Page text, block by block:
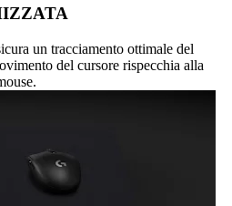
un tracciamento ottimale del
del cursore rispecchia alla